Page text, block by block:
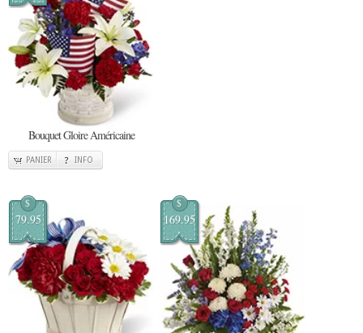
Bouquet Gloire Américaine
PANIER INFO
$
79.95
$
169.95